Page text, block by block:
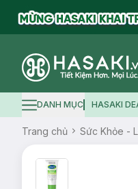
Logo
Hamburger icon
DANH MỤC HASAKI
Trang chủ Sức Khỏe -